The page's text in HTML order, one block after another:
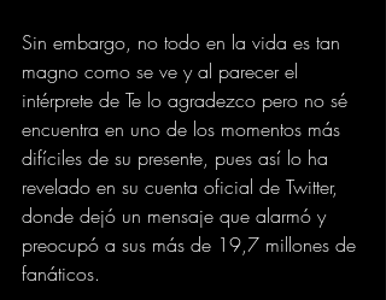
Sin embargo, no todo en la vida es tan
magno como se ve y al parecer el
intérprete de Te lo agradezco pero no sé
encuentra en uno de los momentos más
difíciles de su presente, pues así lo ha
revelado en su cuenta oficial de Twitter,
donde dejó un mensaje que alarmó y
preocupó a sus más de 19,7 millones de
fanáticos.